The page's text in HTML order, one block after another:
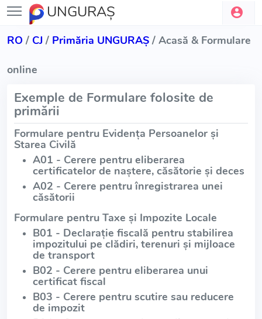
UNGURAŞ
RO / CJ / Primăria UNGURAŞ / Acasă & Formulare
online
Exemple de Formulare folosite de
primării
Formulare pentru Evidența Persoanelor și
Starea Civilă
A01 - Cerere pentru eliberarea
certificatelor de naștere, căsătorie și deces
A02 - Cerere pentru înregistrarea unei
căsătorii
Formulare pentru Taxe și Impozite Locale
B01 - Declarație fiscală pentru stabilirea
impozitului pe clădiri, terenuri și mijloace
de transport
B02 - Cerere pentru eliberarea unui
certificat fiscal
B03 - Cerere pentru scutire sau reducere
de impozit